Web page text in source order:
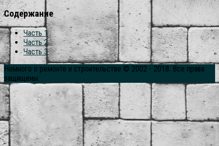
Содержание
Часть 1
Часть 2
Часть 3
Немного о ремонте и строительстве © 2002 - 2018. Все права
защищены.